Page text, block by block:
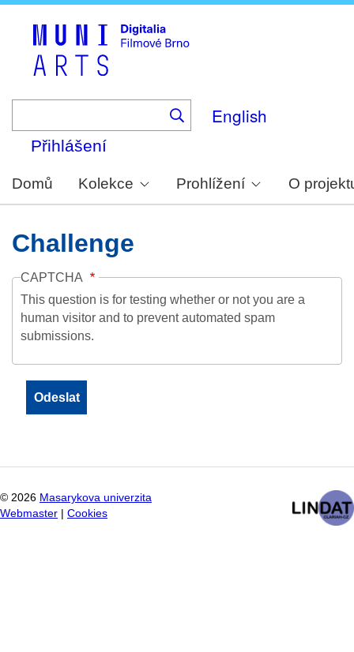
English
Přihlášení
Domů Kolekce Prohlížení O
Challenge
CAPTCHA
This question is for testing whether or not you are a
human visitor and to prevent automated spam
submissions.
© 2026 Masarykova univerzita
Webmaster
Cookies